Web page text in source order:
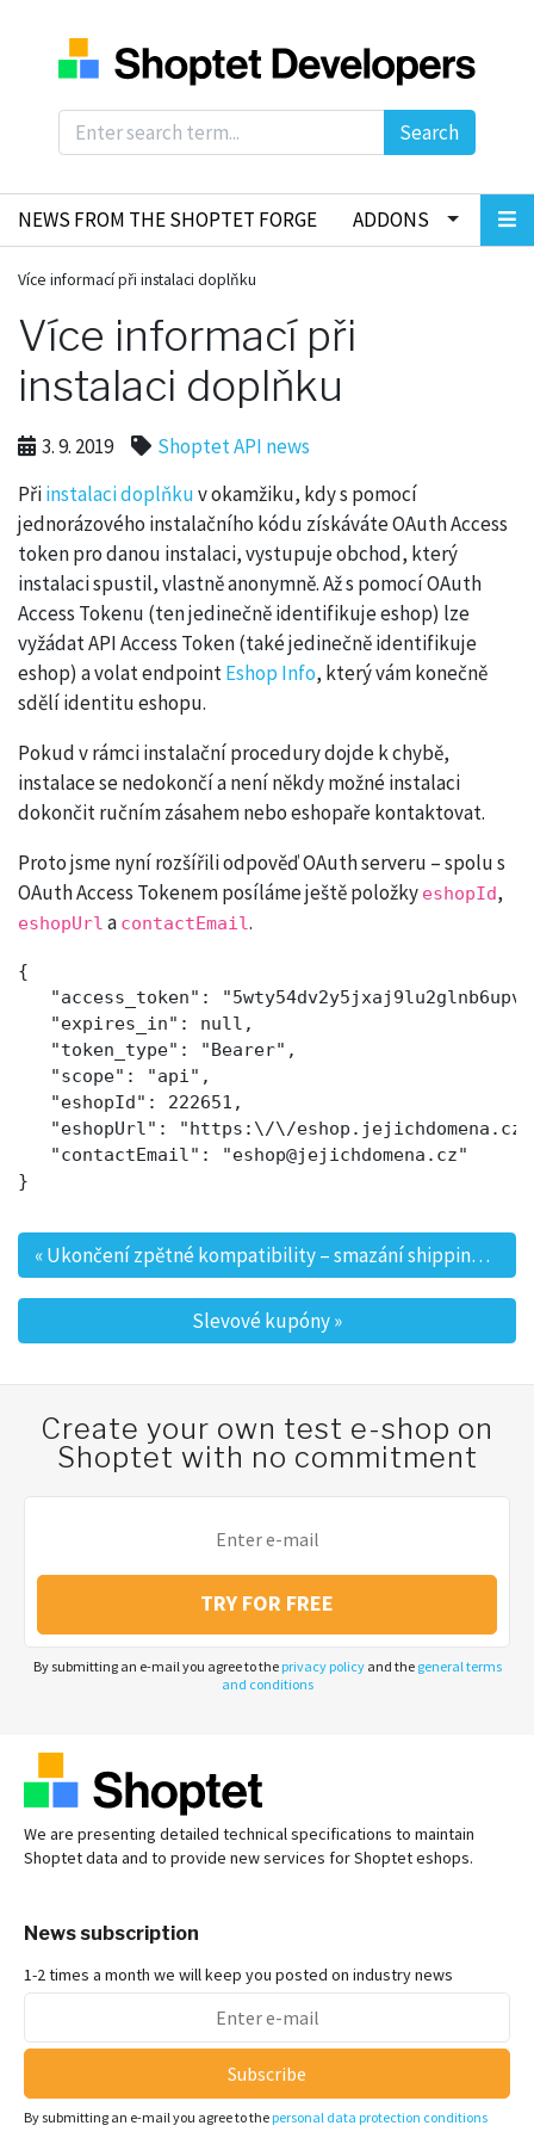
Search
NEWS FROM THE SHOPTET FORGE ADDONS
Více informací při instalaci doplňku
Více informací při
instalaci doplňku
3. 9. 2019
Shoptet API news
Přiinstalaci doplňkuv okamžiku, kdy s pomocí
jednorázového instalačního kódu získáváte OAuth Access
token pro danou instalaci, vystupuje obchod, který
instalaci spustil, vlastně anonymně. Až s pomocí OAuth
Access Tokenu (ten jedinečně identifikuje eshop) lze
vyžádat API Access Token (také jedinečně identifikuje
eshop) a volat endpointEshop Info, který vám konečně
sdělí identitu eshopu.
Pokud v rámci instalační procedury dojde k chybě,
instalace se nedokončí a není někdy možné instalaci
dokončit ručním zásahem nebo eshopaře kontaktovat.
Proto jsme nyní rozšířili odpověď OAuth serveru – spolu s
OAuth Access Tokenem posíláme ještě položky eshopId,
eshopUrl a contactEmail.
{
"access_token":
   "expires_in": null,
   "token_type": "Bearer",
   "scope": "api",
   "eshopId": 222651,
"eshopUrl": "https:\/\/
   "contactEmail": "eshop@jejichdomena.cz"
Post navigation
«Ukončení zpětné kompatibility – smazání shipping2 a paymentMethod2
Slevové kupóny»
Create your own test e-shop on
Shoptet with no commitment
TRY FOR FREE
By submitting an e-mail you agree to the privacy policyand the general terms
and conditions
We are presenting detailed technical specifications to maintain
Shoptet data and to provide new services for Shoptet eshops.
News subscription
1-2 times a month we will keep you posted on industry news
Subscribe
By submitting an e-mail you agree to the personal data protection conditions